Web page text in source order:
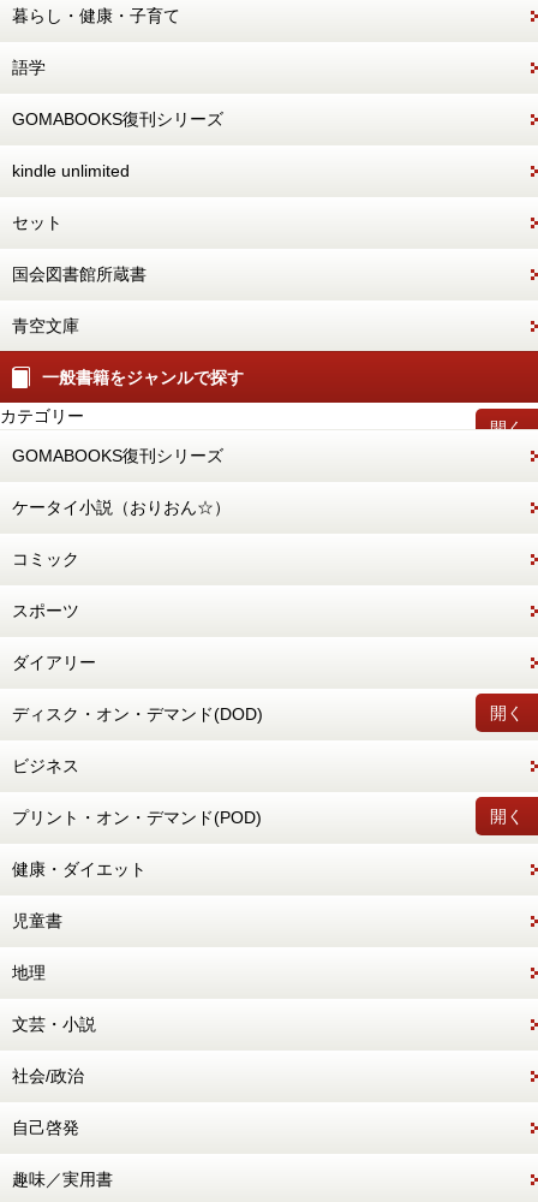
暮らし・健康・子育て
語学
GOMABOOKS復刊シリーズ
kindle unlimited
セット
国会図書館所蔵書
青空文庫
一般書籍をジャンルで探す
開く
カテゴリー
GOMABOOKS復刊シリーズ
ケータイ小説（おりおん☆）
コミック
スポーツ
ダイアリー
開く
ディスク・オン・デマンド(DOD)
ビジネス
開く
プリント・オン・デマンド(POD)
健康・ダイエット
児童書
地理
文芸・小説
社会/政治
自己啓発
趣味／実用書